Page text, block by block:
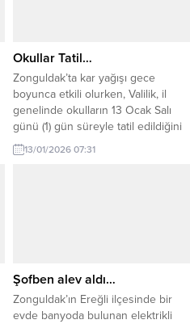
vatandaşımızın durumları
değerlendirilerek gerekli...
Okullar Tatil…
Zonguldak’ta kar yağışı gece
boyunca etkili olurken, Valilik, il
genelinde okulların 13 Ocak Salı
günü (1) gün süreyle tatil edildiğini
duyurdu.
13/01/2026 07:31
Şofben alev aldı…
Zonguldak’ın Ereğli ilçesinde bir
evde banyoda bulunan elektrikli